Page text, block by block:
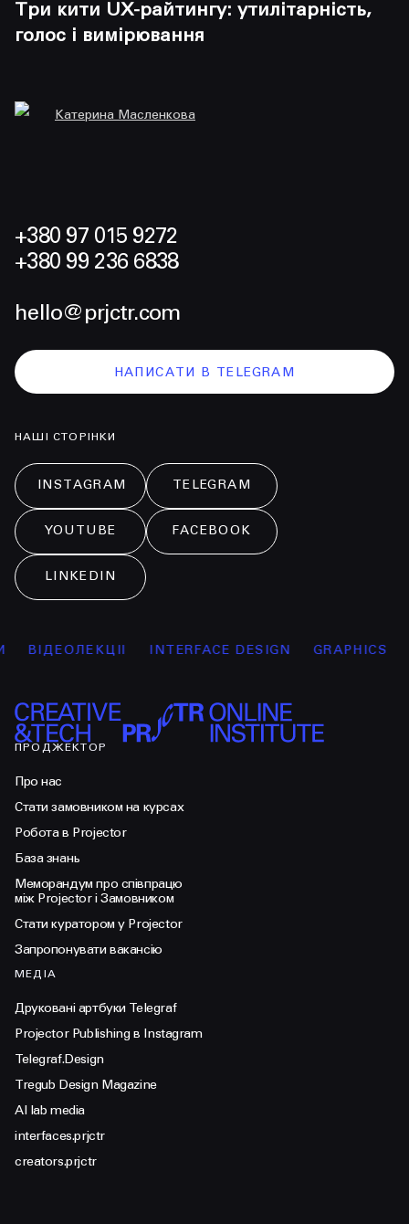
Три кити UX-райтингу: утилітарність,
голос і вимірювання
Катерина Масленкова
+380 97 015 9272
+380 99 236 6838
hello@prjctr.com
НАПИСАТИ В TELEGRAM
НАШІ СТОРІНКИ
INSTAGRAM TELEGRAM
YOUTUBE FACEBOOK
LINKEDIN
INTERFACE DESIGN GRAPHICS
ПРОДЖЕКТОР
Про нас
Стати замовником на курсах
Робота в Projector
База знань
Меморандум про співпрацю
між Projector і Замовником
Стати куратором у Projector
Запропонувати вакансію
МЕДІА
Друковані артбуки Telegraf
Projector Publishing в Instagram
Telegraf.Design
Tregub Design Magazine
AI lab media
interfaces.prjctr
creators.prjctr